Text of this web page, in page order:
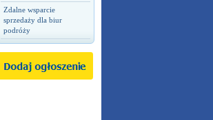
Zdalne wsparcie
sprzedaży dla biur
podróży